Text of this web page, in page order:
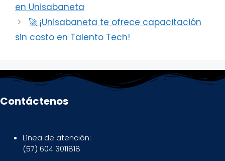
en Unisabaneta
🚀 ¡Unisabaneta te ofrece capacitación
sin costo en Talento Tech!
Contáctenos
Línea de atención:
(57) 604 3011818